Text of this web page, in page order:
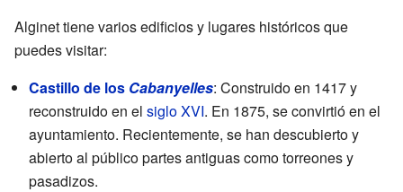
Alginet tiene varios edificios y lugares históricos que
puedes visitar:
Castillo de los Cabanyelles: Construido en 1417 y
reconstruido en el siglo XVI. En 1875, se convirtió en el
ayuntamiento. Recientemente, se han descubierto y
abierto al público partes antiguas como torreones y
pasadizos.